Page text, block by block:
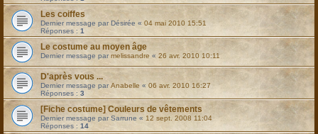
Les coiffes
Dernier message par Désirée « 04 mai 2010 15:51
Réponses : 1
Le costume au moyen âge
Dernier message parmelissandre « 26 avr. 2010 10:11
D'après vous ...
Dernier message parAnabelle « 06 avr. 2010 16:27
Réponses : 3
[Fiche costume] Couleurs de vêtements
Dernier message parSarrune « 12 sept. 2008 11:04
Réponses : 14